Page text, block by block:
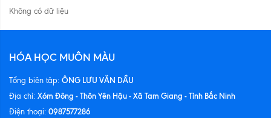
Không có dữ liệu
HÓA HỌC MUÔN MÀU
Tổng biên tập: ÔNG LƯU VĂN DẦU
Địa chỉ: Xóm Đông - Thôn Yên Hậu - Xã Tam Giang - Tỉnh Bắc Ninh
Điện thoại: 0987577286